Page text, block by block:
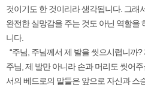
것이기도 한 것이리라 생각됩니다. 그래
완전한 실망감을 주는 것도 아닌 역할을
니다.
“주님, 주님께서 제 발을 씻으시렵니까
주님, 제 발만 아니라 손과 머리도 씻어
서의 베드로의 말들은 앞으로 자신과 스